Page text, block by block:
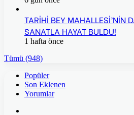
TARİHİ BEY MAHALLESİ’NİN
SANATLA HAYAT BULDU!
1 hafta önce
Tümü (948)
Popüler
Son Eklenen
Yorumlar